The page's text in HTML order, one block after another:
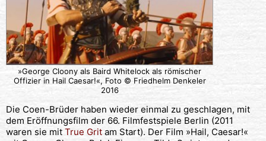
»George Cloony als Baird Whitelock als römischer
Offizier in Hail Caesar!«, Foto © Friedhelm Denkeler
2016
Die Coen-Brüder haben wieder einmal zu geschlagen, mit
dem Eröffnungsfilm der 66. Filmfestspiele Berlin (2011
waren sie mit True Grit am Start). Der Film »Hail, Caesar!«